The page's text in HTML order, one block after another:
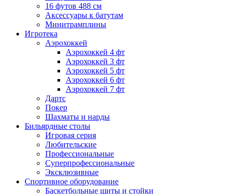
16 футов 488 см
Аксессуары к батутам
Минитрамплины
Игротека
Аэрохоккей
Аэрохоккей 4 фт
Аэрохоккей 3 фт
Аэрохоккей 5 фт
Аэрохоккей 6 фт
Аэрохоккей 7 фт
Дартс
Покер
Шахматы и нарды
Бильярдные столы
Игровая серия
Любительские
Профессиональные
Суперпрофессиональные
Эксклюзивные
Спортивное оборудование
Баскетбольные щиты и стойки